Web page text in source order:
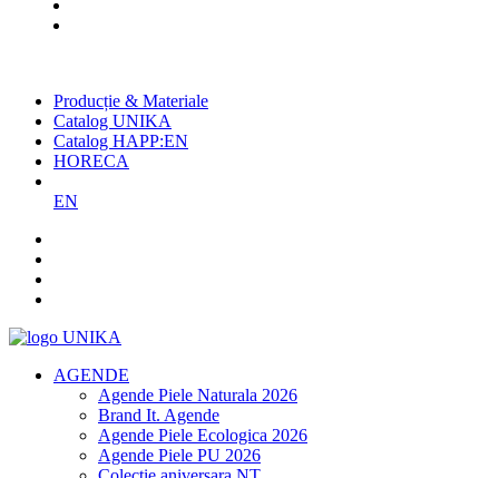
Producție & Materiale
Catalog UNIKA
Catalog HAPP:EN
HORECA
EN
AGENDE
Agende Piele Naturala 2026
Brand It. Agende
Agende Piele Ecologica 2026
Agende Piele PU 2026